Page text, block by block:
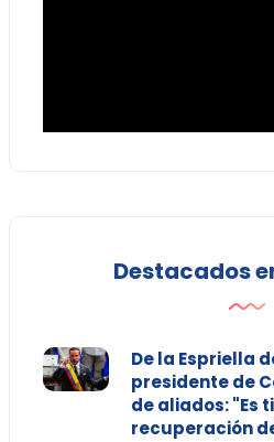
Destacados
De la Espriella
presidente de
de aliados: "Es
recuperación